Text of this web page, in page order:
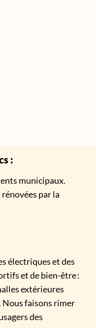
:
municipaux.
par la
électriques et des
et de bien-être :
extérieures
faisons rimer
des